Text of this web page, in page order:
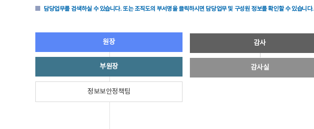
담당업무를 검색하실 수 있습니다. 또는 조직도의 부서명을 클릭하시면 담당업무 및 구성원 정보를 확인할 수 있습니다.
원장
부원장
정보보안정책팀
감사
감사실